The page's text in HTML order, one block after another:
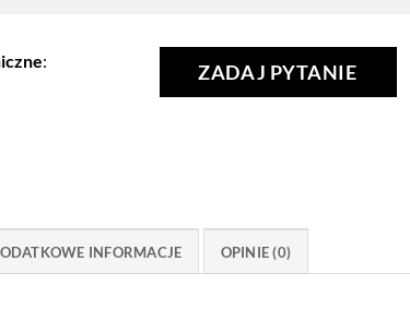
:
ZADAJ PYTANIE
INFORMACJE OPINIE (0)